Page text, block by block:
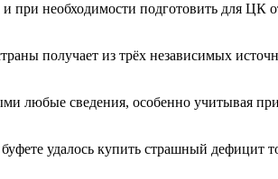
при необходимости подготовить для
получает из трёх независимых
любые сведения, особенно учитывая
удалось купить страшный дефицит